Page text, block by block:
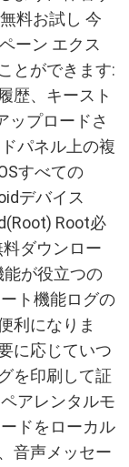
料お試し 今
ーン エクス
とができます:
歴、キースト
ップロードさ
パネル上の複
すべての
デバイス
Root必
ダウンロー
能が役立つの
ト機能ログの
利になりま
に応じていつ
を印刷して証
アレンタルモ
ドをローカル
音声メッセー